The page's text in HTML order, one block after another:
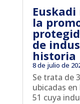
la
de
historia
8 de julio de
Se trata de
ubicadas
51 cuya